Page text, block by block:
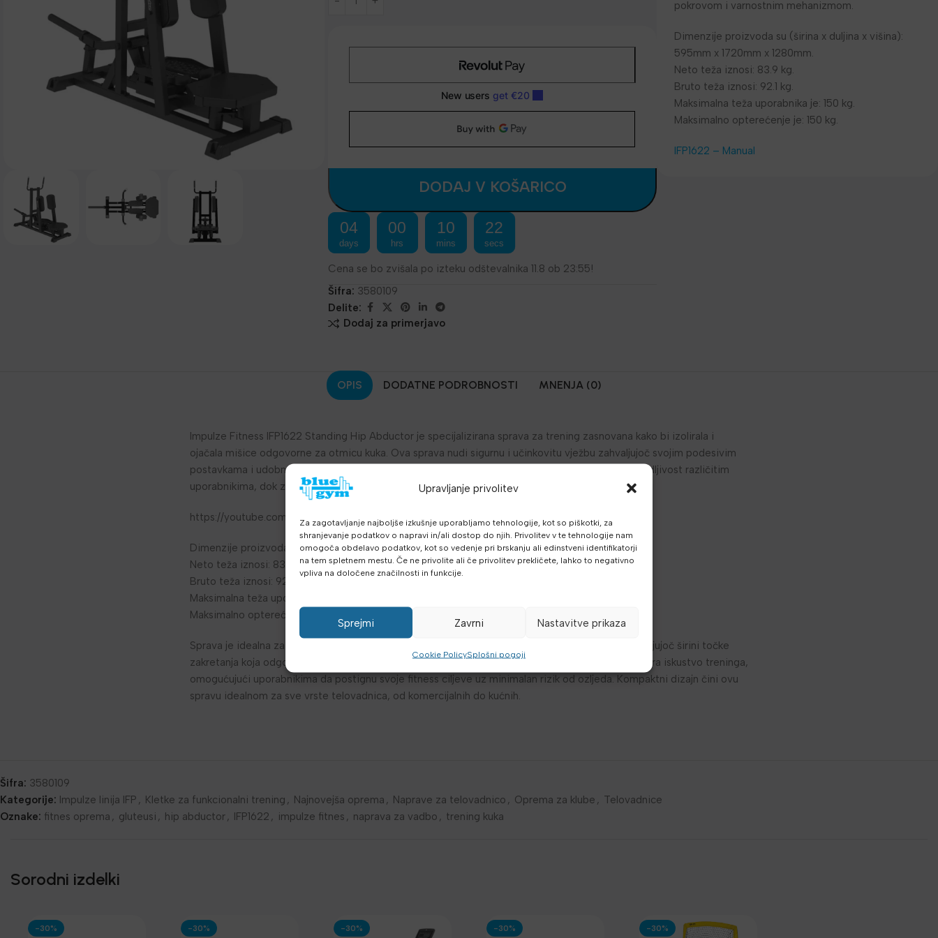
Upravljanje privolitev
Za zagotavljanje najboljše izkušnje uporabljamo tehnologije, kot so piškotki, za
shranjevanje podatkov o napravi in/ali dostop do njih. Privolitev v te tehnologije nam
omogoča obdelavo podatkov, kot so vedenje pri brskanju ali edinstveni identifikatorji
na tem spletnem mestu. Če ne privolite ali če privolitev prekličete, lahko to negativno
vpliva na določene značilnosti in funkcije.
Sprejmi Zavrni Nastavitve prikaza
Cookie PolicySplošni pogoji
DODAJ V KOŠARICO
04
days
00
hrs
10
mins
22
secs
Cena se bo zvišala po izteku odštevalnika 11.8 ob 23:55!
Šifra: 3580109
Delite:
Dodaj za primerjavo
pokrovom i varnostnim mehanizmom.
Dimenzije proizvoda su (širina x duljina x višina):
595mm x 1720mm x 1280mm.
Neto teža iznosi: 83.9 kg.
Bruto teža iznosi: 92.1 kg.
Maksimalna teža uporabnika je: 150 kg.
Maksimalno opterećenje je: 150 kg.
IFP1622 – Manual
OPIS DODATNE PODROBNOSTI MNENJA (0)
Impulze Fitness IFP1622 Standing Hip Abductor je specijalizirana sprava za trening zasnovana kako bi izolirala i
ojačala mišice odgovorne za otmicu kuka. Ova sprava nudi sigurnu i učinkovitu vježbu zahvaljujoč svojim podesivim
postavkama i udobnom stojećem položaju. Veliki jastučići za noge omogućuju udobnost i prilagodljivost različitim
uporabnikima, dok zaščitni pokrov i varnostni mehanizam osiguravaju varen trening.
https://youtube.com/shorts/fb0W6xDxPPA?si=nq546piVOfqyO5G0
Dimenzije proizvoda su (širina x duljina x višina): 595mm x 1720mm x 1280mm.
Neto teža iznosi: 83.9 kg.
Bruto teža iznosi: 92.1 kg.
Maksimalna teža uporabnika je: 150 kg.
Maksimalno opterećenje je: 150 kg.
Sprava je idealna za ciljanje mišic gluteusa, pružajući preciznu stimulaciju mišicane skupine zahvaljujoč širini točke
zakretanja koja odgovara širini uporabnikovog zgloba kuka. Trdena veza između dijelova optimizira iskustvo treninga,
omogućujući uporabnikima da postignu svoje fitness ciljeve uz minimalan rizik od ozljeda. Kompaktni dizajn čini ovu
spravu idealnom za sve vrste telovadnica, od komercijalnih do kućnih.
Šifra: 3580109
Kategorije: Impulze linija IFP , Kletke za funkcionalni trening , Najnovejša oprema , Naprave za telovadnico , Oprema za klube , Telovadnice
Oznake: fitnes oprema , gluteusi , hip abductor, IFP1622 , impulze fitnes , naprava za vadbo , trening kuka
Sorodni izdelki
-30% -30% -30% -30% -30%